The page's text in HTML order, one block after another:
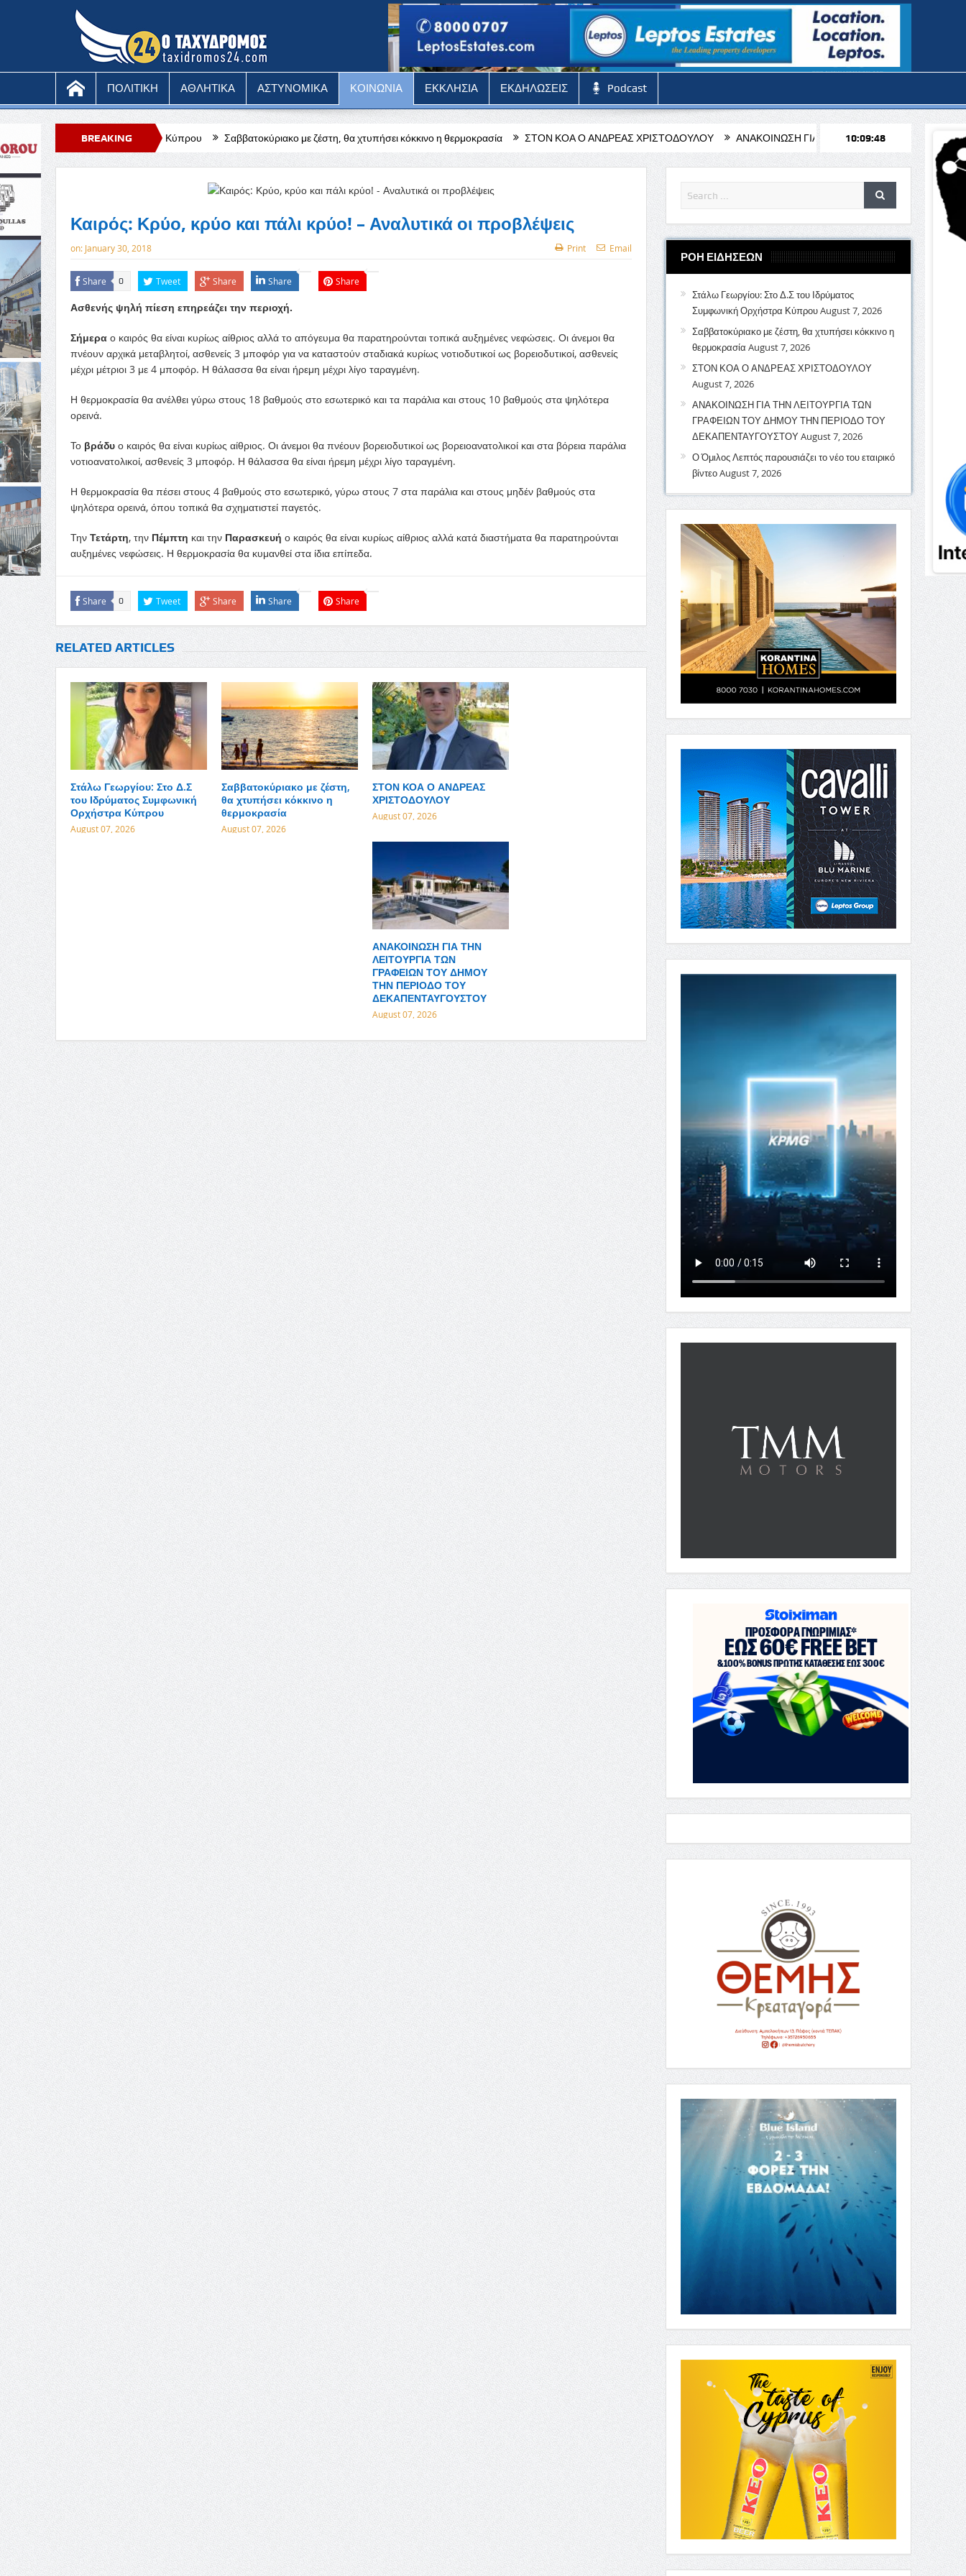
ΠΟΛΙΤΙΚΗ ΑΘΛΗΤΙΚΑ ΑΣΤΥΝΟΜΙΚΑ ΚΟΙΝΩΝΙΑ ΕΚΚΛΗΣΙΑ ΕΚΔΗΛΩΣΕΙΣ Podcast
BREAKING
NEWS
Ορχήστρα Κύπρου Σαββατοκύριακο με ζέστη, θα χτυπήσει κόκκινο η θερμοκρασία ΣΤΟΝ ΚΟΑ Ο ΑΝΔΡΕΑΣ ΧΡΙΣΤΟΔΟΥΛΟΥ ΑΝΑΚΟΙΝΩΣΗ ΓΙΑ ΤΗΝ ΛΕΙΤΟΥΡΓΙΑ ΤΩΝ ΓΡΑΦΕΙΩΝ ΤΟΥ ΔΗΜΟΥ
10:09:50
Καιρός: Κρύο, κρύο και πάλι κρύο! – Αναλυτικά οι προβλέψεις
on: January 30, 2018 Print Email
Share 0 Tweet Share Share Share
Ασθενής ψηλή πίεση επηρεάζει την περιοχή.
Σήμεραο καιρός θα είναι κυρίως αίθριος αλλά το απόγευμα θα παρατηρούνται τοπικά αυξημένες νεφώσεις. Οι άνεμοι θα
πνέουν αρχικά μεταβλητοί, ασθενείς 3 μποφόρ για να καταστούν σταδιακά κυρίως νοτιοδυτικοί ως βορειοδυτικοί, ασθενείς
μέχρι μέτριοι 3 με 4 μποφόρ. Η θάλασσα θα είναι ήρεμη μέχρι λίγο ταραγμένη.
Η θερμοκρασία θα ανέλθει γύρω στους 18 βαθμούς στο εσωτερικό και τα παράλια και στους 10 βαθμούς στα ψηλότερα
ορεινά.
Το βράδυο καιρός θα είναι κυρίως αίθριος. Οι άνεμοι θα πνέουν βορειοδυτικοί ως βορειοανατολικοί και στα βόρεια παράλια
νοτιοανατολικοί, ασθενείς 3 μποφόρ. Η θάλασσα θα είναι ήρεμη μέχρι λίγο ταραγμένη.
Η θερμοκρασία θα πέσει στους 4 βαθμούς στο εσωτερικό, γύρω στους 7 στα παράλια και στους μηδέν βαθμούς στα
ψηλότερα ορεινά, όπου τοπικά θα σχηματιστεί παγετός.
Την Τετάρτη, την Πέμπτη και την Παρασκευή ο καιρός θα είναι κυρίως αίθριος αλλά κατά διαστήματα θα παρατηρούνται
αυξημένες νεφώσεις. Η θερμοκρασία θα κυμανθεί στα ίδια επίπεδα.
Share 0 Tweet Share Share Share
RELATED ARTICLES
Στάλω Γεωργίου: Στο Δ.Σ
του Ιδρύματος Συμφωνική
Ορχήστρα Κύπρου
August 07, 2026
Σαββατοκύριακο με ζέστη,
θα χτυπήσει κόκκινο η
θερμοκρασία
August 07, 2026
ΣΤΟΝ ΚΟΑ Ο ΑΝΔΡΕΑΣ
ΧΡΙΣΤΟΔΟΥΛΟΥ
August 07, 2026
ΑΝΑΚΟΙΝΩΣΗ ΓΙΑ ΤΗΝ
ΛΕΙΤΟΥΡΓΙΑ ΤΩΝ
ΓΡΑΦΕΙΩΝ ΤΟΥ ΔΗΜΟΥ
ΤΗΝ ΠΕΡΙΟΔΟ ΤΟΥ
ΔΕΚΑΠΕΝΤΑΥΓΟΥΣΤΟΥ
August 07, 2026
ΡΟΗ ΕΙΔΗΣΕΩΝ
Στάλω Γεωργίου: Στο Δ.Σ του Ιδρύματος
Συμφωνική Ορχήστρα ΚύπρουAugust 7, 2026
Σαββατοκύριακο με ζέστη, θα χτυπήσει κόκκινο η
θερμοκρασία August 7, 2026
ΣΤΟΝ ΚΟΑ Ο ΑΝΔΡΕΑΣ ΧΡΙΣΤΟΔΟΥΛΟΥ
August 7, 2026
ΑΝΑΚΟΙΝΩΣΗ ΓΙΑ ΤΗΝ ΛΕΙΤΟΥΡΓΙΑ ΤΩΝ
ΓΡΑΦΕΙΩΝ ΤΟΥ ΔΗΜΟΥ ΤΗΝ ΠΕΡΙΟΔΟ ΤΟΥ
ΔΕΚΑΠΕΝΤΑΥΓΟΥΣΤΟΥAugust 7, 2026
Ο Όμιλος Λεπτός παρουσιάζει το νέο του εταιρικό
βίντεοAugust 7, 2026